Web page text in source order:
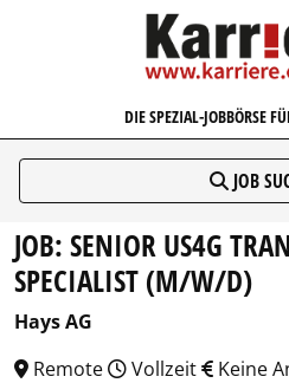
DIE SPEZIAL-JOBBÖRSE
JOB
JOB: SENIOR US4G
SPECIALIST (M/W/D)
Hays AG
Remote
Vollzeit Keine